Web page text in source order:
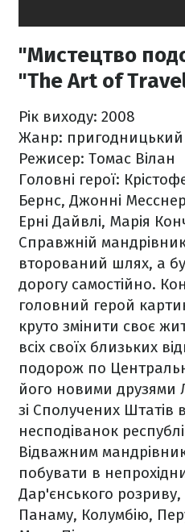
"Мистецтво
"The Art of
Рік виходу: 2008
Жанр: пригодницький
Режисер: Томас Вілан
Головні герої:
Бернс, Джонні
Ерні Дайвлі, Марія
Справжній
вторований шлях, а
дорогу самостійно.
головний герой
круто змінити своє
всіх своїх близьких
подорож по
його новими друзями
зі Сполучених Штатів
несподіванок
Відважним
побувати в
Дар'єнського розриву,
Панаму, Колумбію,